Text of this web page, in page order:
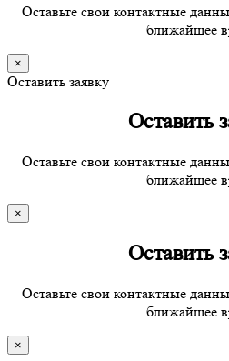
Оставьте свои контактные
ближайшее
×
Оставить заявку
Оставить
Оставьте свои контактные
ближайшее
×
Оставить
Оставьте свои контактные
ближайшее
×